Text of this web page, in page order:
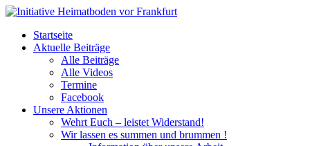
Startseite
Aktuelle Beiträge
Alle Beiträge
Alle Videos
Termine
Facebook
Unsere Aktionen
Wehrt Euch – leistet Widerstand!
Wir lassen es summen und brummen !